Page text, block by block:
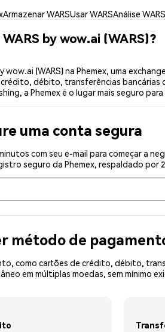
Armazenar WARSUsar WARSAnálise WARS
by wow.ai (WARS)?
wow.ai (WARS) na Phemex, uma
débito, transferências
a Phemex é o lugar mais seguro
uma conta segura
com seu e-mail para começar a
seguro da Phemex, respaldado
método de
como cartões de crédito, débito,
em múltiplas moedas, sem mínimo